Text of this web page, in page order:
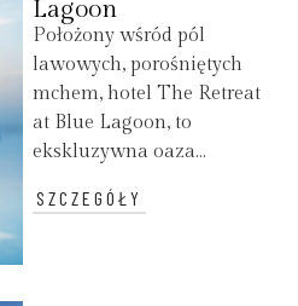
Lagoon
Położony wśród pól
lawowych, porośniętych
mchem, hotel The Retreat
at Blue Lagoon, to
ekskluzywna oaza...
SZCZEGÓŁY